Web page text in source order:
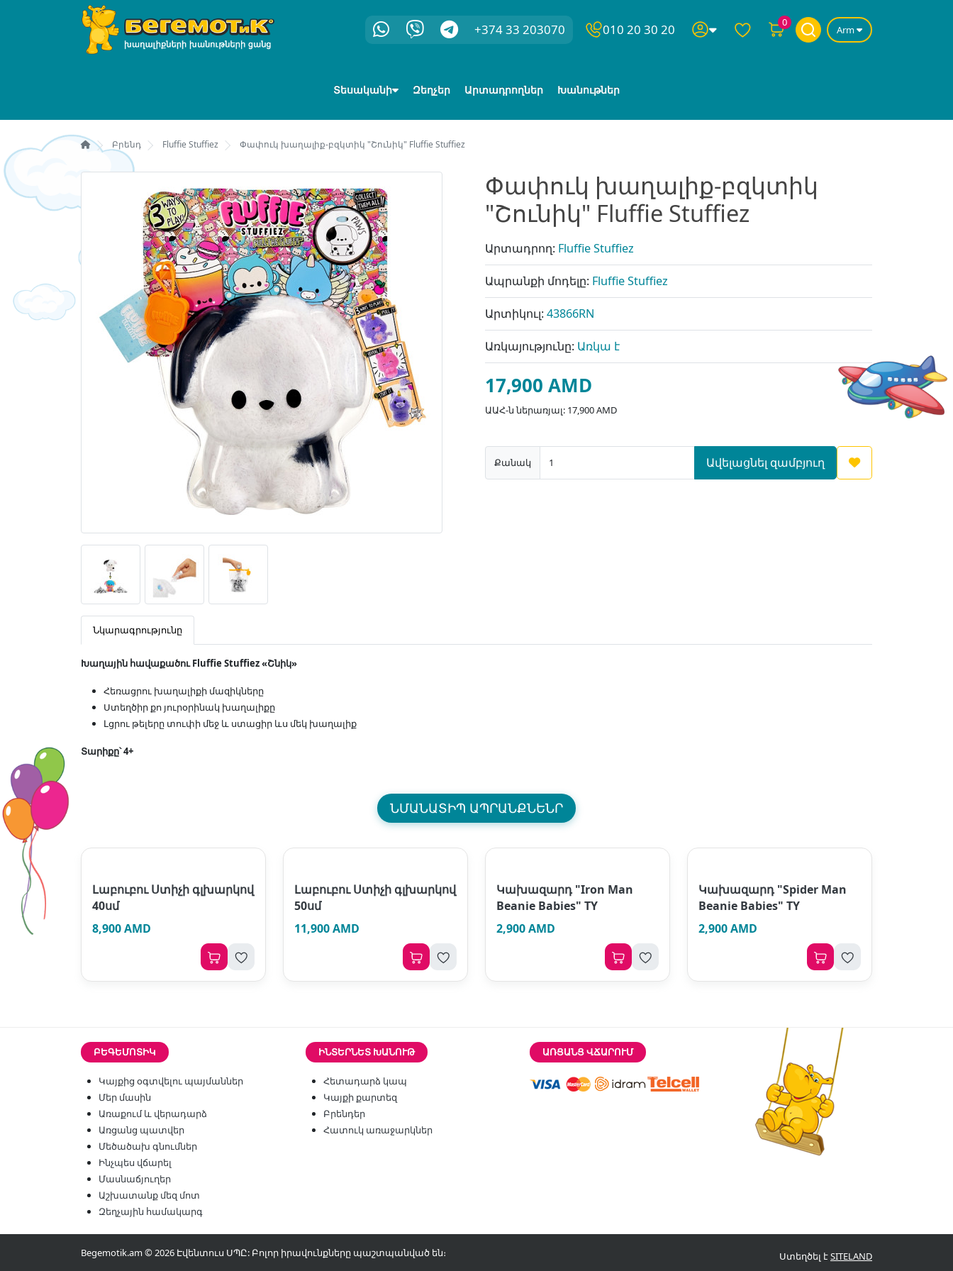
+374 33 203070 010 20 30 20 0
Arm
Տեսականի Զեղչեր Արտադրողներ Խանութներ
Բրենդ Fluffie Stuffiez Փափուկ խաղալիք-բզկտիկ "Շունիկ" Fluffie Stuffiez
Փափուկ խաղալիք-բզկտիկ
"Շունիկ" Fluffie Stuffiez
Արտադրող: Fluffie Stuffiez
Ապրանքի մոդելը: Fluffie Stuffiez
Արտիկուլ: 43866RN
Առկայությունը: Առկա է
17,900 AMD
ԱԱՀ-ն ներառյալ: 17,900 AMD
Քանակ Ավելացնել զամբյուղ
Նկարագրությունը
Խաղային հավաքածու Fluffie Stuffiez «Շնիկ»
Հեռացրու խաղալիքի մազիկները
Ստեղծիր քո յուրօրինակ խաղալիքը
Լցրու թելերը տուփի մեջ և ստացիր ևս մեկ խաղալիք
Տարիքը՝ 4+
ՆՄԱՆԱՏԻՊ ԱՊՐԱՆՔՆԵՆՐ
Լաբուբու Ստիչի գլխարկով
40սմ
8,900 AMD
Լաբուբու Ստիչի գլխարկով
50սմ
11,900 AMD
Կախազարդ "Iron Man
Beanie Babies" TY
2,900 AMD
Կախազարդ "Spider Man
Beanie Babies" TY
2,900 AMD
ԲԵԳԵՄՈՏԻԿ
Կայքից օգտվելու պայմաններ
Մեր մասին
Առաքում և վերադարձ
Առցանց պատվեր
Մեծածախ գնումներ
Ինչպես վճարել
Մասնաճյուղեր
Աշխատանք մեզ մոտ
Զեղչային համակարգ
ԻՆՏԵՐՆԵՏ ԽԱՆՈՒԹ
Հետադարձ կապ
Կայքի քարտեզ
Բրենդեր
Հատուկ առաջարկներ
ԱՌՑԱՆՑ ՎՃԱՐՈՒՄ
Begemotik.am © 2026 Էվենտուս ՍՊԸ: Բոլոր իրավունքները պաշտպանված են։ Ստեղծել էSITELAND